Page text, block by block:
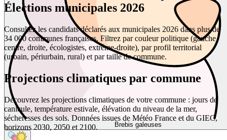
Brebis galeuses
Élections municipales 2026
Consultez les candidats déclarés aux municipales 2026 dans plus de
34 000 communes françaises. Filtrez par couleur politique (gauche,
centre, droite, écologistes, extrême-droite), par profil territorial
(urbain, périurbain, rural) et par taille de commune.
Projections climatiques par commune
Découvrez les projections climatiques de votre commune : jours de
canicule, température estivale, élévation du niveau de la mer,
sécheresses des sols. Données issues de Météo France et du GIEC,
horizons 2030, 2050 et 2100.